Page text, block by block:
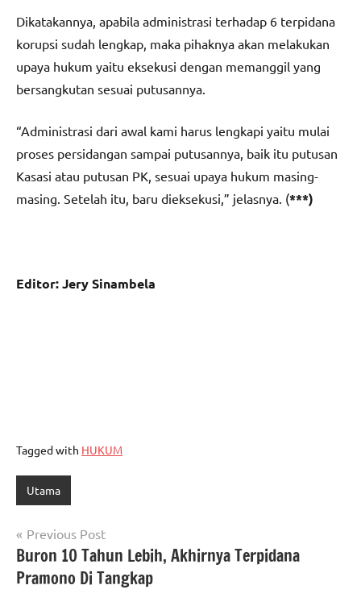
Dikatakannya, apabila administrasi terhadap 6 terpidana
korupsi sudah lengkap, maka pihaknya akan melakukan
upaya hukum yaitu eksekusi dengan memanggil yang
bersangkutan sesuai putusannya.
“Administrasi dari awal kami harus lengkapi yaitu mulai
proses persidangan sampai putusannya, baik itu putusan
Kasasi atau putusan PK, sesuai upaya hukum masing-
masing. Setelah itu, baru dieksekusi,” jelasnya. (***)
Editor: Jery Sinambela
Tagged with HUKUM
Utama
Navigasi
pos
Previous Post
Buron 10 Tahun Lebih, Akhirnya Terpidana
Pramono Di Tangkap